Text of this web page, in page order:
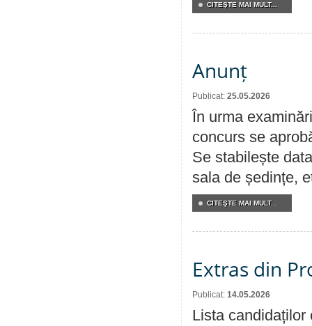
CITEŞTE MAI MULT...
Anunț
Publicat: 25.05.2026
În urma
concurs se
Se stabilește
sala de ședințe,
CITEŞTE MAI MULT...
Extras din
Publicat: 14.05.2026
Lista candidaților